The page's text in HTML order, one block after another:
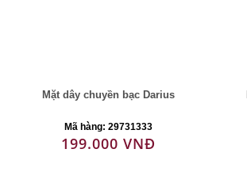
Mặt dây chuyền bạc Darius
Mã hàng: 29731333
199.000 VNĐ